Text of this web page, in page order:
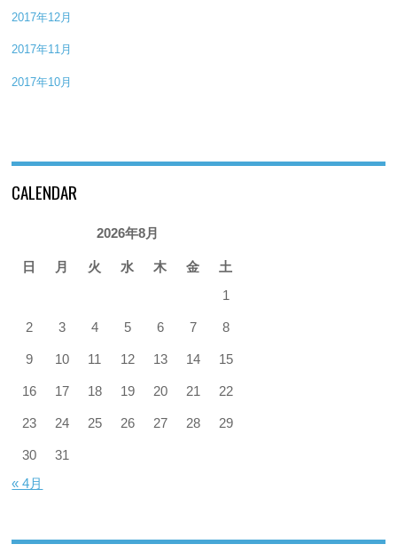
2017年12月
2017年11月
2017年10月
CALENDAR
2026年8月
日 月 火 水 木 金
土
1
2 3 4 5 6 7 8
9 10 11 12 13 14 15
16 17 18 19 20 21 22
23 24 25 26 27 28 29
30
31
« 4月